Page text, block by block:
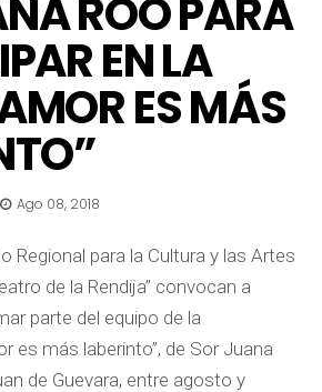
ROO PARA
EN LA
ES MÁS
Ago 08, 2018
Regional para la Cultura y las Artes
de la Rendija” convocan a
parte del equipo de la
es más laberinto”, de Sor Juana
de Guevara, entre agosto y